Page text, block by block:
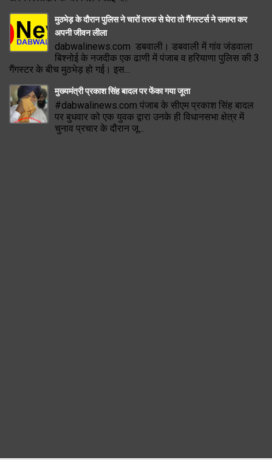
मुठभेड़ के दौरान पुलिस ने चारों तरफ से घेरा तो गैंगस्टर्स ने समाप्त कर
अपनी जीवन लीला
dabwalinews.com डबवाली। डबवाली में गांव जंडवाला
बिश्नोई के नजदीक एक ढाणी में पंजाब व हरियाणा पुलिस की 3
गैंगस्टर के बीच मुठभेड़ हो गई। इस...
मुख्यमंत्री प्रकाश सिंह बादल पर फेंका गया जूता
#dabwalinews.com पंजाब के सीएम प्रकाश सिंह बादल
पर बुधवार को एक युवक द्वारा उनके ही विधानसभा क्षेत्र में
चुनाव प्रचार के दौरान जू...